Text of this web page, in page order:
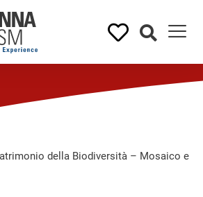
della Biodiversità – Mosaico e